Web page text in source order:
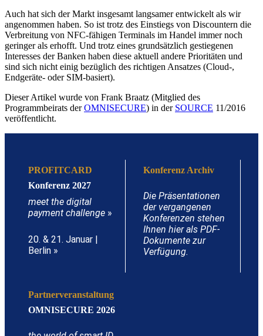
Auch hat sich der Markt insgesamt langsamer entwickelt als wir
angenommen haben. So ist trotz des Einstiegs von Discountern die
Verbreitung von NFC-fähigen Terminals im Handel immer noch
geringer als erhofft. Und trotz eines grundsätzlich gestiegenen
Interesses der Banken haben diese aktuell andere Prioritäten und
sind sich nicht einig bezüglich des richtigen Ansatzes (Cloud-,
Endgeräte- oder SIM-basiert).
Dieser Artikel wurde von Frank Braatz (Mitglied des
Programmbeirats derOMNISECURE) in der SOURCE 11/2016
veröffentlicht.
PROFITCARD
Konferenz 2027
meet the digital
payment challenge »
20. & 21. Januar |
Berlin »
Konferenz Archiv
Die Präsentationen
der vergangenen
Konferenzen stehen
Ihnen hier als PDF-
Dokumente zur
Verfügung.
Partnerveranstaltung
OMNISECURE 2026